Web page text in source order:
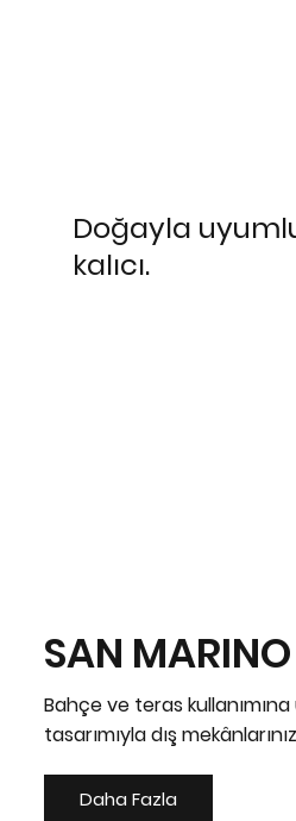
Doğayla
kalıcı.
SAN
Bahçe ve teras
tasarımıyla dış
Daha Fazla